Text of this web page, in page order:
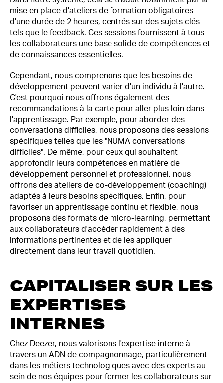
mise en place d'ateliers de formation obligatoires
d'une durée de 2 heures, centrés sur des sujets clés
tels que le feedback. Ces sessions fournissent à tous
les collaborateurs une base solide de compétences et
de connaissances essentielles.
Cependant, nous comprenons que les besoins de
développement peuvent varier d'un individu à l'autre.
C'est pourquoi nous offrons également des
recommandations à la carte pour aller plus loin dans
l'apprentissage. Par exemple, pour aborder des
conversations difficiles, nous proposons des sessions
spécifiques telles que les "NUMA conversations
difficiles". De même, pour ceux qui souhaitent
approfondir leurs compétences en matière de
développement personnel et professionnel, nous
offrons des ateliers de co-développement (coaching)
adaptés à leurs besoins spécifiques. Enfin, pour
favoriser un apprentissage continu et flexible, nous
proposons des formats de micro-learning, permettant
aux collaborateurs d'accéder rapidement à des
informations pertinentes et de les appliquer
directement dans leur travail quotidien.
CAPITALISER SUR LES
EXPERTISES
INTERNES
Chez Deezer, nous valorisons l'expertise interne à
travers un ADN de compagnonnage, particulièrement
dans les métiers technologiques avec des experts au
sein de nos équipes pour former les collaborateurs sur